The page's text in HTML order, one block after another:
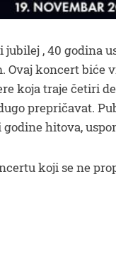
, 40 godina
koncert biće
koja traje četiri
prepričavat.
hitova,
koji se ne